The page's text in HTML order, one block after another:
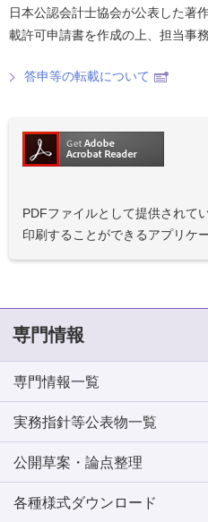
日本公認会計士協会が公表した著
載許可申請書を作成の上、担当事
答申等の転載について
PDFファイルとして提供されて
印刷することができるアプリケ
専門情報
専門情報一覧
実務指針等公表物一覧
公開草案・論点整理
各種様式ダウンロード